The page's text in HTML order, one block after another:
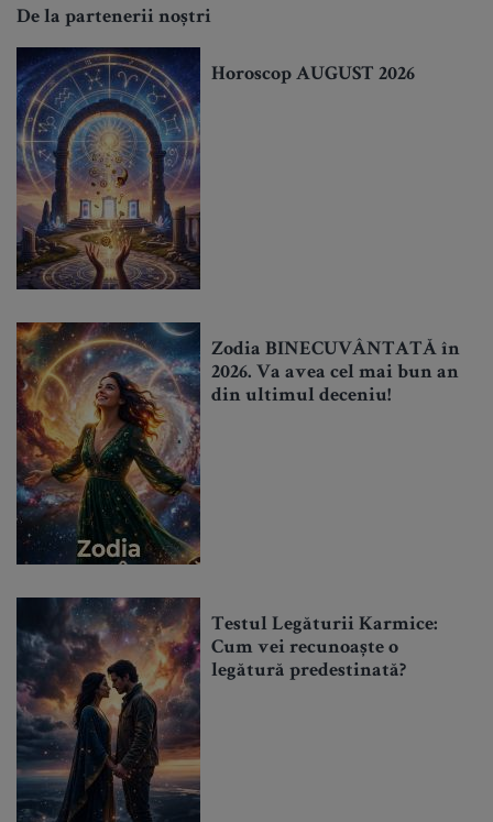
De la partenerii noștri
Horoscop AUGUST 2026
Zodia BINECUVÂNTATĂ în
2026. Va avea cel mai bun an
din ultimul deceniu!
Testul Legăturii Karmice:
Cum vei recunoaște o
legătură predestinată?